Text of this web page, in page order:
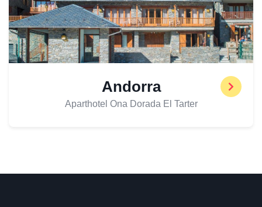
Andorra
Aparthotel Ona Dorada El Tarter